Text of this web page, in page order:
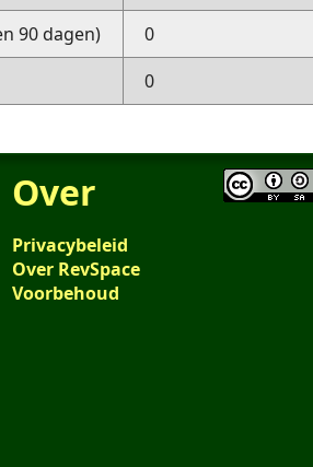
90 dagen)
0
0
Over
Privacybeleid
Over RevSpace
Voorbehoud